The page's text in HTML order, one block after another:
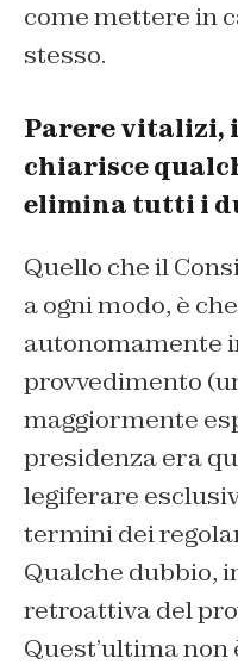
come mettere in
stesso.
Parere vitalizi,
chiarisce
elimina tutti i
Quello che il
a ogni modo, è
autonomamente
provvedimento
maggiormente
presidenza era
legiferare
termini dei
Qualche dubbio,
retroattiva del
Quest’ultima